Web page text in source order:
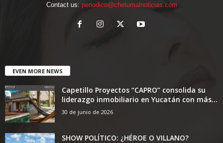
Contact us: periodico@chetumalnoticias.com
EVEN MORE NEWS
Capetillo Proyectos “CAPRO” consolida su
liderazgo inmobiliario en Yucatán con más...
30 de junio de 2026
SHOW POLÍTICO: ¿HÉROE O VILLANO?